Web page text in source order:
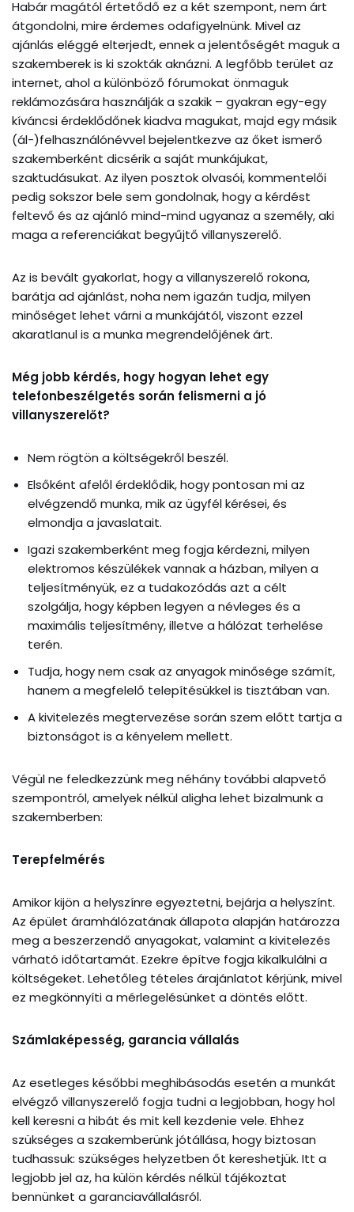
Habár magától értetődő ez a két szempont, nem árt
átgondolni, mire érdemes odafigyelnünk. Mivel az
ajánlás eléggé elterjedt, ennek a jelentőségét maguk a
szakemberek is ki szokták aknázni. A legfőbb terület az
internet, ahol a különböző fórumokat önmaguk
reklámozására használják a szakik – gyakran egy-egy
kíváncsi érdeklődőnek kiadva magukat, majd egy másik
(ál-)felhasználónévvel bejelentkezve az őket ismerő
szakemberként dicsérik a saját munkájukat,
szaktudásukat. Az ilyen posztok olvasói, kommentelői
pedig sokszor bele sem gondolnak, hogy a kérdést
feltevő és az ajánló mind-mind ugyanaz a személy, aki
maga a referenciákat begyűjtő villanyszerelő.
Az is bevált gyakorlat, hogy a villanyszerelő rokona,
barátja ad ajánlást, noha nem igazán tudja, milyen
minőséget lehet várni a munkájától, viszont ezzel
akaratlanul is a munka megrendelőjének árt.
Még jobb kérdés, hogy hogyan lehet egy
telefonbeszélgetés során felismerni a jó
villanyszerelőt?
Nem rögtön a költségekről beszél.
Elsőként afelől érdeklődik, hogy pontosan mi az
elvégzendő munka, mik az ügyfél kérései, és
elmondja a javaslatait.
Igazi szakemberként meg fogja kérdezni, milyen
elektromos készülékek vannak a házban, milyen a
teljesítményük, ez a tudakozódás azt a célt
szolgálja, hogy képben legyen a névleges és a
maximális teljesítmény, illetve a hálózat terhelése
terén.
Tudja, hogy nem csak az anyagok minősége számít,
hanem a megfelelő telepítésükkel is tisztában van.
A kivitelezés megtervezése során szem előtt tartja a
biztonságot is a kényelem mellett.
Végül ne feledkezzünk meg néhány további alapvető
szempontról, amelyek nélkül aligha lehet bizalmunk a
szakemberben:
Terepfelmérés
Amikor kijön a helyszínre egyeztetni, bejárja a helyszínt.
Az épület áramhálózatának állapota alapján határozza
meg a beszerzendő anyagokat, valamint a kivitelezés
várható időtartamát. Ezekre építve fogja kikalkulálni a
költségeket. Lehetőleg tételes árajánlatot kérjünk, mivel
ez megkönnyíti a mérlegelésünket a döntés előtt.
Számlaképesség, garancia vállalás
Az esetleges későbbi meghibásodás esetén a munkát
elvégző villanyszerelő fogja tudni a legjobban, hogy hol
kell keresni a hibát és mit kell kezdenie vele. Ehhez
szükséges a szakemberünk jótállása, hogy biztosan
tudhassuk: szükséges helyzetben őt kereshetjük. Itt a
legjobb jel az, ha külön kérdés nélkül tájékoztat
bennünket a garanciavállalásról.